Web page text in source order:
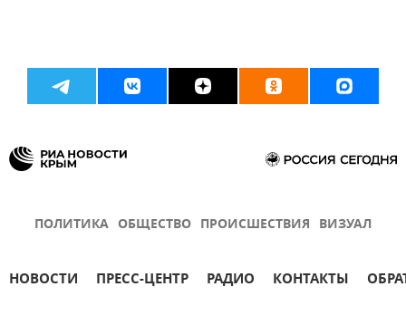
ПОЛИТИКА ОБЩЕСТВО ПРОИСШЕСТВИЯ ВИЗУАЛ
НОВОСТИ ПРЕСС-ЦЕНТР РАДИО КОНТАКТЫ